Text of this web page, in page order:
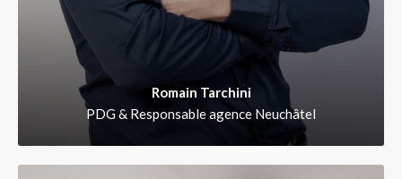
Romain Tarchini
PDG & Responsable agence Neuchâtel